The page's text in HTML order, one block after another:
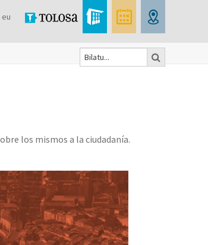
eu
Search
los mismos a la ciudadanía.